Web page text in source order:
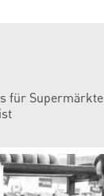
für Supermärkte